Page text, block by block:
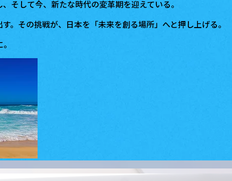
そして今、新たな時代の変革期を迎えている。
。その挑戦が、日本を「未来を創る場所」へと押し上げる。